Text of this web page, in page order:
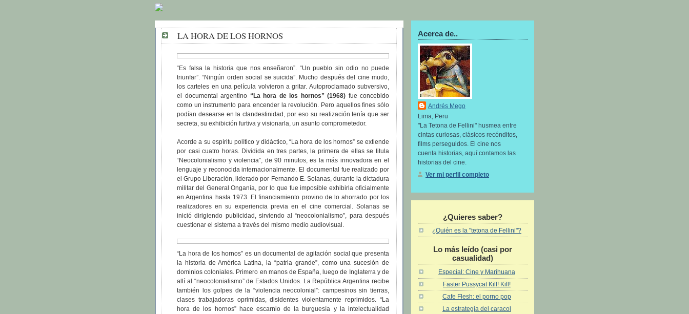
LA HORA DE LOS HORNOS
“Es falsa la historia que nos enseñaron”. “Un pueblo sin odio no puede
triunfar”. “Ningún orden social se suicida”. Mucho después del cine mudo,
los carteles en una película volvieron a gritar. Autoproclamado subversivo,
el documental argentino “La hora de los hornos” (1968) fue concebido
como un instrumento para encender la revolución. Pero aquellos fines sólo
podían desearse en la clandestinidad, por eso su realización tenía que ser
secreta, su exhibición furtiva y visionarla, un asunto comprometedor.
Acorde a su espíritu político y didáctico, “La hora de los hornos” se extiende
por casi cuatro horas. Dividida en tres partes, la primera de ellas se titula
“Neocolonialismo y violencia”, de 90 minutos, es la más innovadora en el
lenguaje y reconocida internacionalmente. El documental fue realizado por
el Grupo Liberación, liderado por Fernando E. Solanas, durante la dictadura
militar del General Onganía, por lo que fue imposible exhibirla oficialmente
en Argentina hasta 1973. El financiamiento provino de lo ahorrado por los
realizadores en su experiencia previa en el cine comercial. Solanas se
inició dirigiendo publicidad, sirviendo al “neocolonialismo”, para después
cuestionar el sistema a través del mismo medio audiovisual.
“La hora de los hornos” es un documental de agitación social que presenta
la historia de América Latina, la “patria grande”, como una sucesión de
dominios coloniales. Primero en manos de España, luego de Inglaterra y de
allí al “neocolonialismo” de Estados Unidos. La República Argentina recibe
también los golpes de la “violencia neocolonial”: campesinos sin tierras,
clases trabajadoras oprimidas, disidentes violentamente reprimidos. “La
hora de los hornos” hace escarnio de la burguesía y la intelectualidad
Acerca de..
Andrés Mego
Lima, Peru
"La Tetona de Fellini" husmea entre
cintas curiosas, clásicos recónditos,
films perseguidos. El cine nos
cuenta historias, aquí contamos las
historias del cine.
Ver mi perfil completo
¿Quieres saber?
¿Quién es la "tetona de Fellini"?
Lo más leí­do (casi por
casualidad)
Especial: Cine y Marihuana
Faster Pussycat Kill! Kill!
Cafe Flesh: el porno pop
La estrategia del caracol